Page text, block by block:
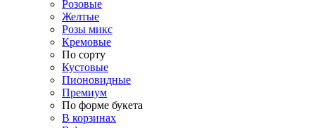
Розовые
Желтые
Розы микс
Кремовые
По сорту
Кустовые
Пионовидные
Премиум
По форме букета
В корзинах